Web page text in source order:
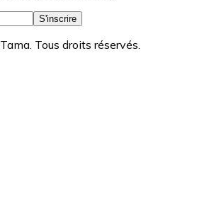
S'inscrire
Tama. Tous droits réservés.